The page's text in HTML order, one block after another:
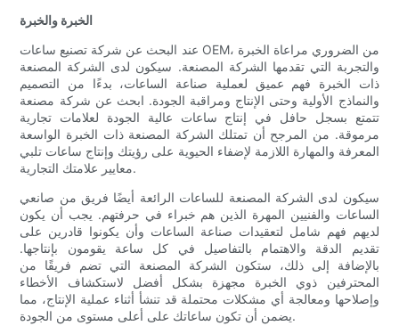
الخبرة والخبرة
عند البحث عن شركة تصنيع ساعات OEM، من الضروري مراعاة الخبرة
والتجربة التي تقدمها الشركة المصنعة. سيكون لدى الشركة المصنعة
ذات الخبرة فهم عميق لعملية صناعة الساعات، بدءًا من التصميم
والنماذج الأولية وحتى الإنتاج ومراقبة الجودة. ابحث عن شركة مصنعة
تتمتع بسجل حافل في إنتاج ساعات عالية الجودة لعلامات تجارية
مرموقة. من المرجح أن تمتلك الشركة المصنعة ذات الخبرة الواسعة
المعرفة والمهارة اللازمة لإضفاء الحيوية على رؤيتك وإنتاج ساعات تلبي
معايير علامتك التجارية.
سيكون لدى الشركة المصنعة للساعات الرائعة أيضًا فريق من صانعي
الساعات والفنيين المهرة الذين هم خبراء في حرفتهم. يجب أن يكون
لديهم فهم شامل لتعقيدات صناعة الساعات وأن يكونوا قادرين على
تقديم الدقة والاهتمام بالتفاصيل في كل ساعة يقومون بإنتاجها.
بالإضافة إلى ذلك، ستكون الشركة المصنعة التي تضم فريقًا من
المحترفين ذوي الخبرة مجهزة بشكل أفضل لاستكشاف الأخطاء
وإصلاحها ومعالجة أي مشكلات محتملة قد تنشأ أثناء عملية الإنتاج، مما
يضمن أن تكون ساعاتك على أعلى مستوى من الجودة.